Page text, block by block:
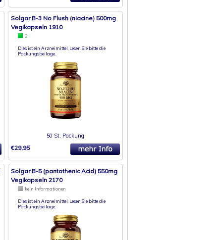
Solgar B-3 No Flush (niacine) 500mg
Vegikapseln 1910
2
Dies ist ein Arzneimittel. Lesen Sie bitte die
Packungsbeilage.
50 St. Packung
€29,95
Solgar B-5 (pantothenic Acid) 550mg
Vegikapseln 2170
kein Informationen
Dies ist ein Arzneimittel. Lesen Sie bitte die
Packungsbeilage.